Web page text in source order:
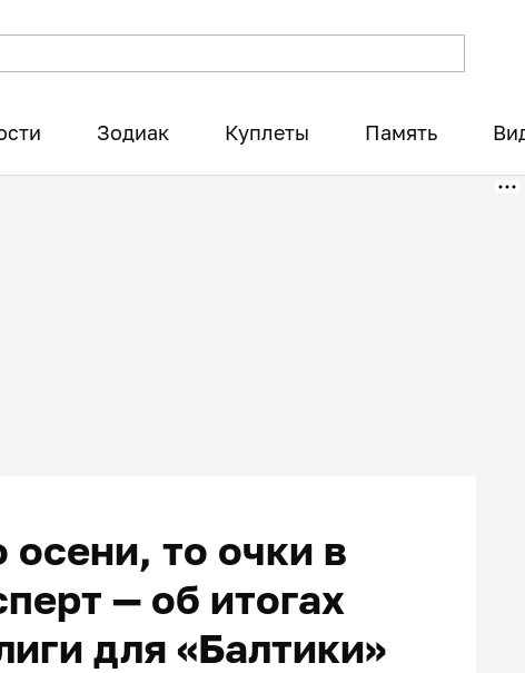
Зодиак Куплеты Память
то очки в
— об итогах
для «Балтики»